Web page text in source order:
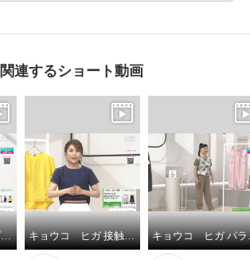
関連するショート動画
キョウコ ヒガ ペプラム シャツブラウス キョウコ ヒガ 接触冷感 フロント刺しゅう プルオーバー キョ